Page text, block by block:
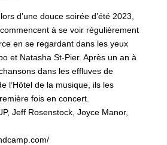
d’une douce soirée d’été 2023,
à se voir régulièrement
en se regardant dans les yeux
et Natasha St-Pier. Après un an à
dans les effluves de
l’Hôtel de la musique, ils les
fois en concert.
Jeff Rosenstock, Joyce Manor,